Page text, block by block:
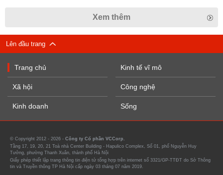
Xem thêm
Lên đầu trang
Trang chủ
Xã hội
Kinh doanh
Kinh tế vĩ mô
Công nghệ
Sống
© Copyright 2012 - 2026 - Công ty Cổ phần VCCorp.
Tầng 17, 19, 20, 21 Toà nhà Center Building - Hapulico Complex, Số 01, phố Nguyễn Huy
Tưởng, phường Thanh Xuân, thành phố Hà Nội
Giấy phép thiết lập trang thông tin điện tử tổng hợp trên internet số 3321/GP-TTĐT do Sở Thông
tin và Truyền thông TP Hà Nội cấp ngày 03 tháng 07 năm 2019.